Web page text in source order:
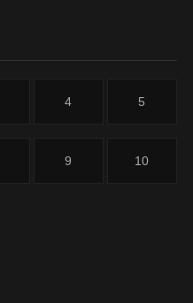
接幸人的人，是手上
4 5
9 10